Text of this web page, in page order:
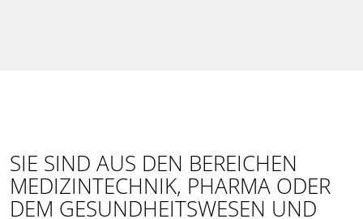
SIE SIND AUS DEN BEREICHEN
MEDIZINTECHNIK, PHARMA ODER
DEM GESUNDHEITSWESEN UND